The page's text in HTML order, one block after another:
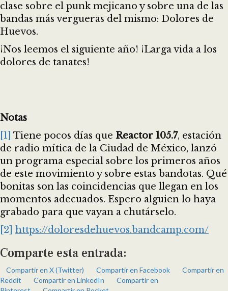
clase sobre el punk mejicano y sobre una de las
bandas más vergueras del mismo: Dolores de
Huevos.
¡Nos leemos el siguiente año! ¡Larga vida a los
dolores de tanates!
Notas
[1] Tiene pocos días que Reactor 105.7, estación
de radio mítica de la Ciudad de México, lanzó
un programa especial sobre los primeros años
de este movimiento y sobre estas bandotas. Qué
bonitas son las coincidencias que llegan en los
momentos adecuados. Espero alguien lo haya
grabado para que vayan a chutárselo.
[2] https://doloresdehuevos.bandcamp.com/
Comparte esta entrada:
Compartir en X (Twitter) Compartir en Facebook
Compartir en
Reddit
Compartir en LinkedIn
Compartir en